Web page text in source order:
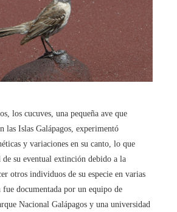
los cucuves, una pequeña ave que
las Islas Galápagos, experimentó
y variaciones en su canto, lo que
su eventual extinción debido a la
otros individuos de su especie en varias
documentada por un equipo de
Nacional Galápagos y una universidad